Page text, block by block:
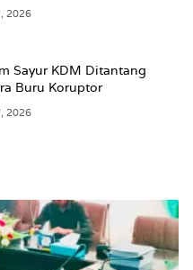
2026
Sayur KDM Ditantang
Buru Koruptor
2026